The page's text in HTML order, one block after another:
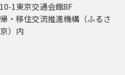
1東京交通会館8F
・移住交流推進機構（ふるさ
）内